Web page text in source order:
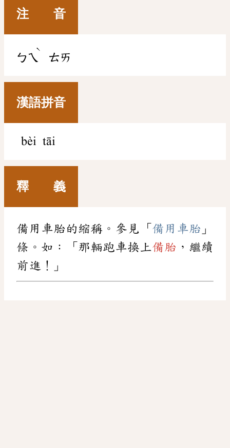
注 音
ㄅㄟ
ˋ
ㄊㄞ
漢語拼音
bèi tāi
釋 義
備用車胎的縮稱。參見「 備用車胎 」
條。如：「那輛跑車換上備胎 ，繼續
前進！」